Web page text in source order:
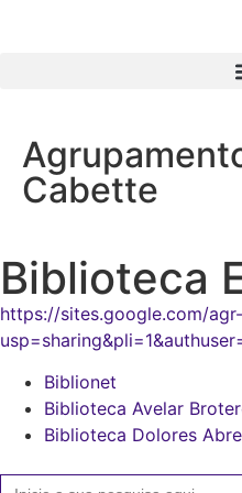
Cabette
Biblioteca
https://sites.google.com/
Biblionet
Biblioteca Avelar
Biblioteca Dolores
Search